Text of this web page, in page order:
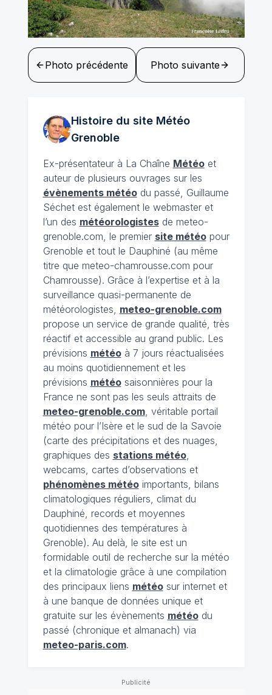
Photo précédente Photo suivante
Histoire du site Météo
Grenoble
Ex-présentateur à La Chaîne Météoet
auteur de plusieurs ouvrages sur les
évènements météodu passé, Guillaume
Séchet est également le webmaster et
l’un des météorologistesde meteo-
grenoble.com, le premier site météopour
Grenoble et tout le Dauphiné (au même
titre que meteo-chamrousse.com pour
Chamrousse). Grâce à l’expertise et à la
surveillance quasi-permanente de
météorologistes, meteo-grenoble.com
propose un service de grande qualité, très
réactif et accessible au grand public. Les
prévisions météoà 7 jours réactualisées
au moins quotidiennement et les
prévisions météosaisonnières pour la
France ne sont pas les seuls attraits de
meteo-grenoble.com, véritable portail
météo pour l’Isère et le sud de la Savoie
(carte des précipitations et des nuages,
graphiques des stations météo,
webcams, cartes d’observations et
phénomènes météoimportants, bilans
climatologiques réguliers, climat du
Dauphiné, records et moyennes
quotidiennes des températures à
Grenoble). Au delà, le site est un
formidable outil de recherche sur la météo
et la climatologie grâce à une compilation
des principaux liens météosur internet et
à une banque de données unique et
gratuite sur les évènements météodu
passé (chronique et almanach) via
meteo-paris.com.